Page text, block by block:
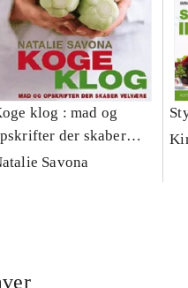
klog : mad og
der skaber
Savona